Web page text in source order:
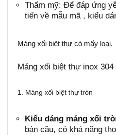
Thẩm mỹ: Để đáp ứng
tiến về mẫu mã , kiểu
Máng xối biệt thự có mấy loại.
Máng xối biệt thự inox
1. Máng xối biệt thự tròn
Kiểu dáng máng xối
bán cầu, có khả năng